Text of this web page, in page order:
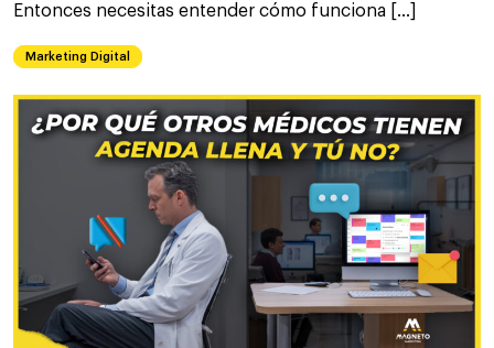
Entonces necesitas entender cómo funciona […]
Marketing Digital